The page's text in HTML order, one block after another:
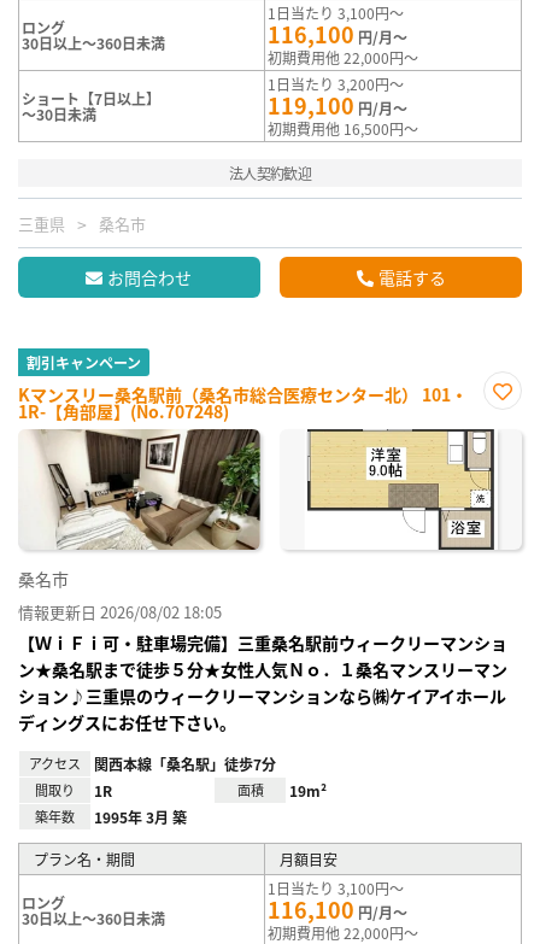
ロング
30日以上～360日未満
1日当たり 3,100円～
116,100 円/月～
初期費用他 22,000円～
ショート【7日以上】
～30日未満
1日当たり 3,200円～
119,100 円/月～
初期費用他 16,500円～
法人契約歓迎
三重県 桑名市
お問合わせ 電話する
割引キャンペーン
Kマンスリー桑名駅前（桑名市総合医療センター北） 101・
1R-【角部屋】(No.707248)
に入
り登
録
桑名市
情報更新日 2026/08/02 18:05
【ＷｉＦｉ可・駐車場完備】三重桑名駅前ウィークリーマンショ
ン★桑名駅まで徒歩５分★女性人気Ｎｏ．１桑名マンスリーマン
ション♪三重県のウィークリーマンションなら㈱ケイアイホール
ディングスにお任せ下さい。
アクセス 関西本線「桑名駅」徒歩7分
間取り 1R 面積 19m²
築年数 1995年 3月 築
プラン名・期間 月額目安
ロング
30日以上～360日未満
1日当たり 3,100円～
116,100 円/月～
初期費用他 22,000円～